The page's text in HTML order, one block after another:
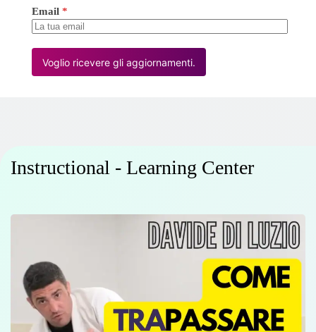
Email *
Voglio ricevere gli aggiornamenti.
Instructional - Learning Center